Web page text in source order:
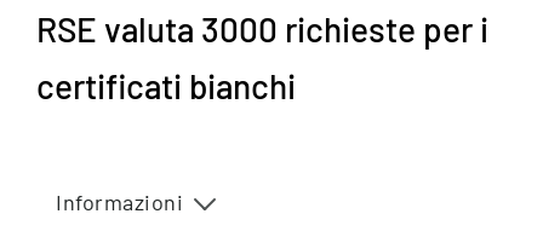
RSE valuta 3000 richieste per i
certificati bianchi
Informazioni